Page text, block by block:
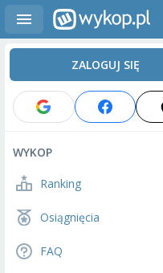
ZALOGUJ SIĘ
WYKOP
Ranking
Osiągnięcia
FAQ